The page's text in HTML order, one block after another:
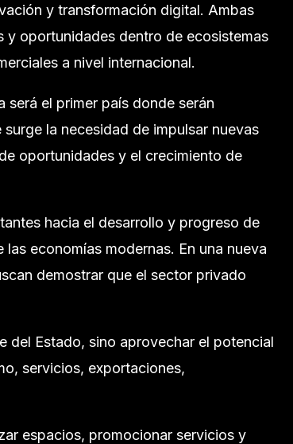
y transformación digital. Ambas
y oportunidades dentro de ecosistemas
a nivel internacional.
el primer país donde serán
la necesidad de impulsar nuevas
oportunidades y el crecimiento de
hacia el desarrollo y progreso de
economías modernas. En una nueva
demostrar que el sector privado
del Estado, sino aprovechar el potencial
servicios, exportaciones,
espacios, promocionar servicios y